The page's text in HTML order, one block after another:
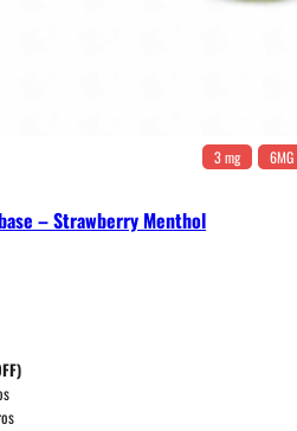
3 mg 6MG
– Strawberry Menthol